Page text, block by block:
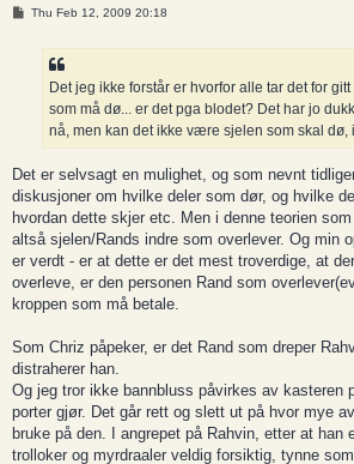
PThu Feb 12, 2009 20:18
Det jeg ikke forstår er hvorfor alle tar det for
som må dø... er det pga blodet? Det har jo
nå, men kan det ikke være sjelen som skal dø,
Det er selvsagt en mulighet, og som nevnt
diskusjoner om hvilke deler som dør, og hvilke
hvordan dette skjer etc. Men i denne teorien
altså sjelen/Rands indre som overlever. Og min
er verdt - er at dette er det mest troverdige, at
overleve, er den personen Rand som
kroppen som må betale.
Som Chriz påpeker, er det Rand som dreper
distraherer han.
Og jeg tror ikke bannbluss påvirkes av kasteren
porter gjør. Det går rett og slett ut på hvor mye
bruke på den. I angrepet på Rahvin, etter at han
trolloker og myrdraaler veldig forsiktig, tynne